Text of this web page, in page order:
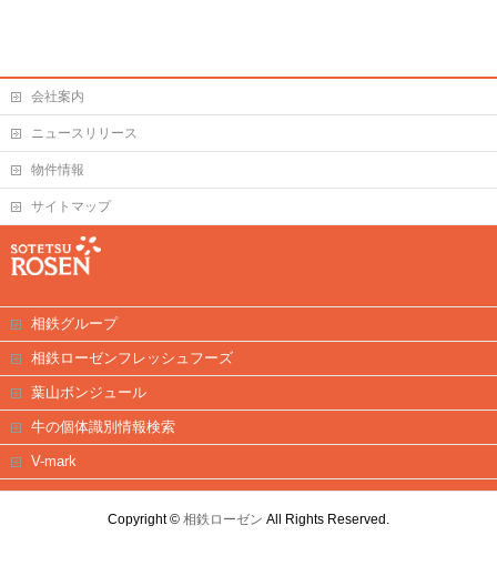
会社案内
ニュースリリース
物件情報
サイトマップ
相鉄グループ
相鉄ローゼンフレッシュフーズ
葉山ボンジュール
牛の個体識別情報検索
V-mark
Copyright © 相鉄ローゼン All Rights Reserved.